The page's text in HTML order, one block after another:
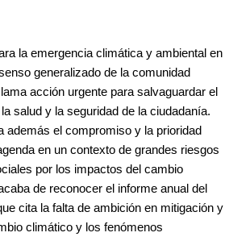
la emergencia climática y ambiental en
generalizado de la comunidad
acción urgente para salvaguardar el
salud y la seguridad de la ciudadanía.
además el compromiso y la prioridad
en un contexto de grandes riesgos
por los impactos del cambio
de reconocer el informe anual del
cita la falta de ambición en mitigación y
climático y los fenómenos